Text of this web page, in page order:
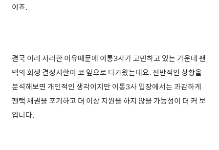
이죠.
결국 이러 저러한 이유때문에 이통3사가 고민하고 있는 가운데 팬
택의 회생 결정시한이 코 앞으로 다가왔는데요. 전반적인 상황을
분석해보면 개인적인 생각이지만 이통3사 입장에서는 과감하게
팬택 채권을 포기하고 더 이상 지원을 하지 않을 가능성이 더 커 보
입니다.